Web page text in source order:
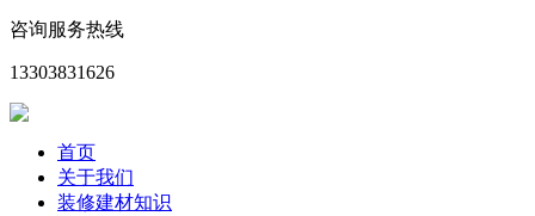
咨询服务热线
13303831626
首页
关于我们
装修建材知识